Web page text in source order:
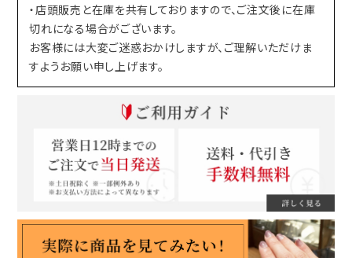
・店頭販売と在庫を共有しておりますので、ご注文後に在庫
切れになる場合がございます。
お客様には大変ご迷惑おかけしますが、ご理解いただけま
すようお願い申し上げます。